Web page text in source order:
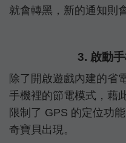
就會轉黑，新的通知則
3. 啟動
除了開啟遊戲內建的省
手機裡的節電模式，藉
限制了 GPS 的定位功
奇寶貝出現。